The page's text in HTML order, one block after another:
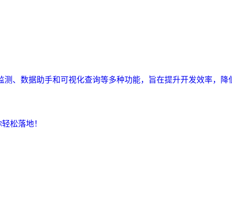
、数据助手和可视化查询等多种功能，旨在提升开发效率，降
松落地！